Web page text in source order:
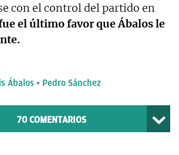
con el control del partido en
el último favor que Ábalos le
Ábalos Pedro Sánchez
70COMENTARIOS